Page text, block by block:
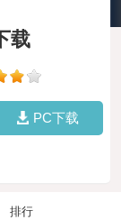
载
PC下载
排行